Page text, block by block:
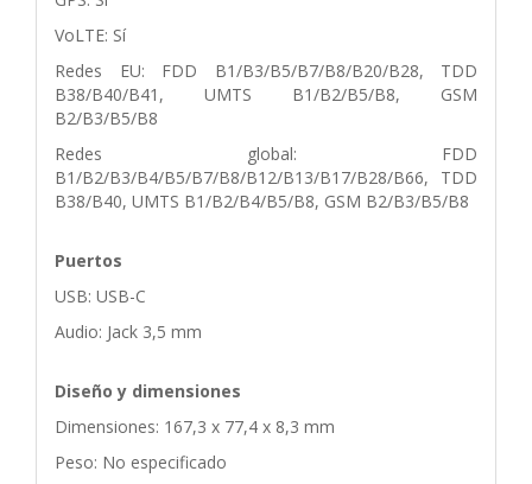
VoLTE: Sí
Redes EU: FDD B1/B3/B5/B7/B8/B20/B28, TDD
B38/B40/B41, UMTS B1/B2/B5/B8, GSM
B2/B3/B5/B8
Redes global: FDD
B1/B2/B3/B4/B5/B7/B8/B12/B13/B17/B28/B66, TDD
B38/B40, UMTS B1/B2/B4/B5/B8, GSM B2/B3/B5/B8
Puertos
USB: USB-C
Audio: Jack 3,5 mm
Diseño y dimensiones
Dimensiones: 167,3 x 77,4 x 8,3 mm
Peso: No especificado